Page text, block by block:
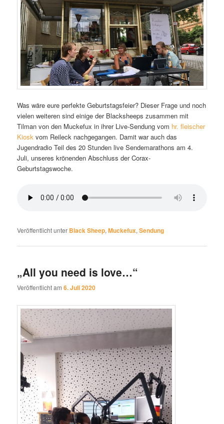
Was wäre eure perfekte Geburtstagsfeier? Dieser Frage und noch
vielen weiteren sind einige der Blacksheeps zusammen mit
Tilman von den Muckefux in ihrer Live-Sendung vom hr. fleischer
Kiosk vom Reileck nachgegangen. Damit war auch das
Jugendradio Teil des 20 Stunden live Sendemarathons am 4.
Juli, unseres krönenden Abschluss der Corax-
Geburtstagswoche.
Veröffentlicht unter Black Sheep,Muckefux,Sendung
„All you need is love…“
Veröffentlicht am6. Juli 2020